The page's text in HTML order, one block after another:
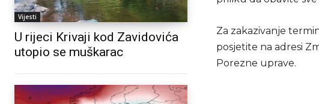
Vijesti
U rijeci Krivaji kod Zavidovića
utopio se muškarac
Za zakazivanje
posjetite na adresi
Porezne uprave.